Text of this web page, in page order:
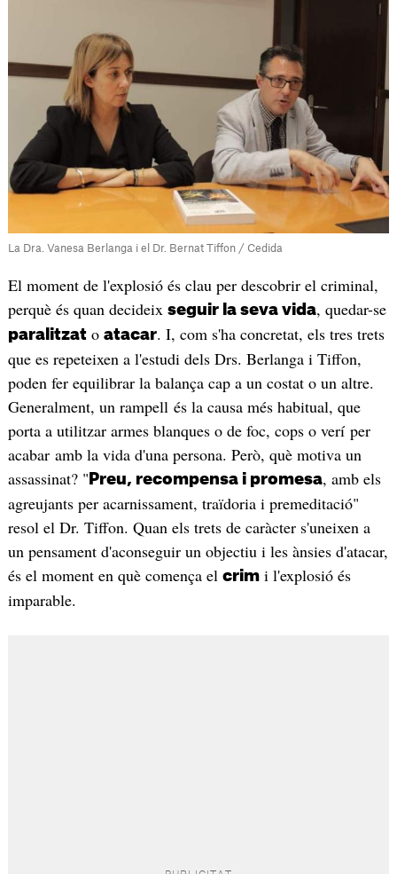
La Dra. Vanesa Berlanga i el Dr. Bernat Tiffon / Cedida
El moment de l'explosió és clau per descobrir el criminal,
perquè és quan decideix seguir la seva vida, quedar-se
paralitzato atacar. I, com s'ha concretat, els tres trets
que es repeteixen a l'estudi dels Drs. Berlanga i Tiffon,
poden fer equilibrar la balança cap a un costat o un altre.
Generalment, un rampell és la causa més habitual, que
porta a utilitzar armes blanques o de foc, cops o verí per
acabar amb la vida d'una persona. Però, què motiva un
assassinat? " Preu, recompensa i promesa, amb els
agreujants per acarnissament, traïdoria i premeditació"
resol el Dr. Tiffon. Quan els trets de caràcter s'uneixen a
un pensament d'aconseguir un objectiu i les ànsies d'atacar,
és el moment en què comença el crimi l'explosió és
imparable.